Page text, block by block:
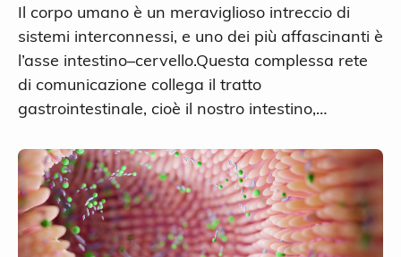
Il corpo umano è un meraviglioso intreccio di
sistemi interconnessi, e uno dei più affascinanti è
l’asse intestino–cervello.Questa complessa rete
di comunicazione collega il tratto
gastrointestinale, cioè il nostro intestino,…